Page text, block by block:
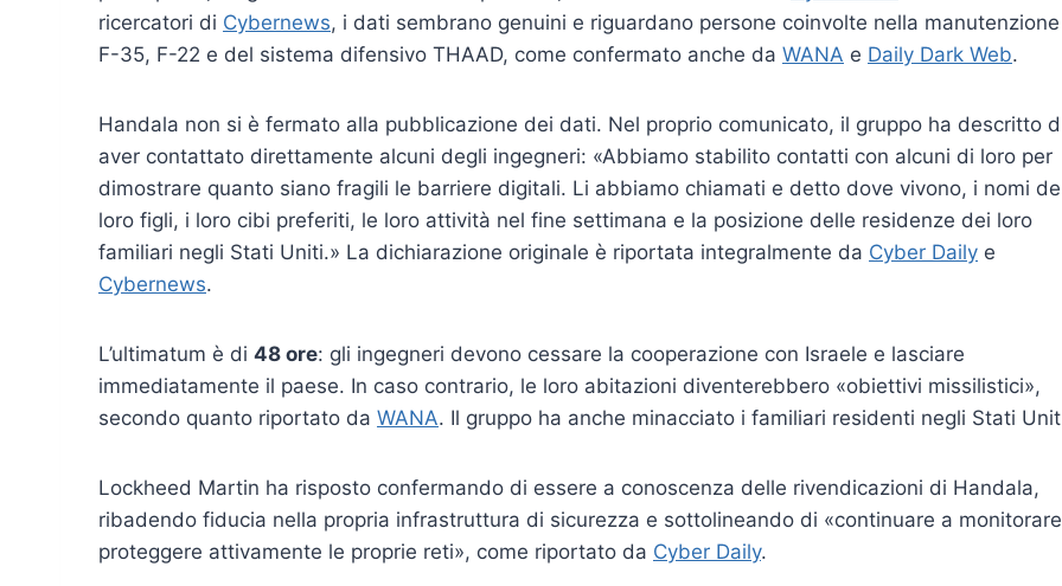
ricercatori di Cybernews, i dati sembrano genuini e riguardano persone coinvolte nella
F-35, F-22 e del sistema difensivo THAAD, come confermato anche da WANA e Daily Dark Web.
Handala non si è fermato alla pubblicazione dei dati. Nel proprio comunicato, il gruppo ha descritto
aver contattato direttamente alcuni degli ingegneri: «Abbiamo stabilito contatti con alcuni di loro per
dimostrare quanto siano fragili le barriere digitali. Li abbiamo chiamati e detto dove vivono, i nomi
loro figli, i loro cibi preferiti, le loro attività nel fine settimana e la posizione delle residenze dei loro
familiari negli Stati Uniti.» La dichiarazione originale è riportata integralmente da Cyber Daily e
Cybernews.
L’ultimatum è di 48 ore: gli ingegneri devono cessare la cooperazione con Israele e lasciare
immediatamente il paese. In caso contrario, le loro abitazioni diventerebbero «obiettivi missilistici»,
secondo quanto riportato da WANA. Il gruppo ha anche minacciato i familiari residenti negli Stati
Lockheed Martin ha risposto confermando di essere a conoscenza delle rivendicazioni di Handala,
ribadendo fiducia nella propria infrastruttura di sicurezza e sottolineando di «continuare a
proteggere attivamente le proprie reti», come riportato da Cyber Daily.